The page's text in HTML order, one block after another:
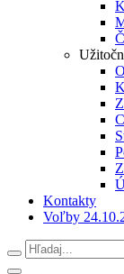
Kontakty
Voľby